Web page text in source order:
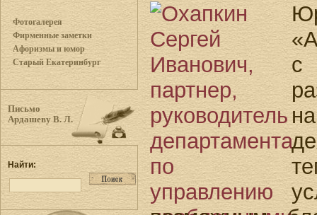
Фотогалерея
Фирменные заметки
Афоризмы и юмор
Старый Екатеринбург
Письмо
Ардашеву В. Л.
Найти:
с